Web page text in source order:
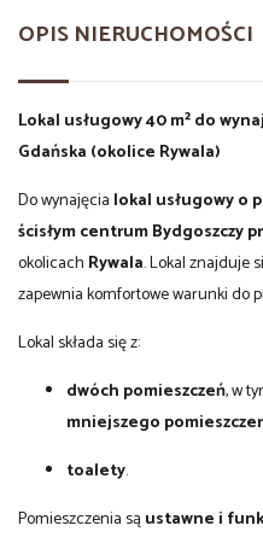
OPIS NIERUCHOMOŚCI
Lokal usługowy 40 m² do
Gdańska (okolice Rywala)
Do wynajęcia lokal usługowy o
ścisłym centrum Bydgoszczy
okolicach Rywala. Lokal znajduje
zapewnia komfortowe warunki do
Lokal składa się z:
dwóch pomieszczeń, w
mniejszego
toalety.
Pomieszczenia są ustawne i